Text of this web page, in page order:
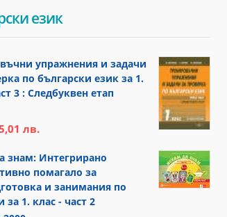
език
упражнения и задачи
по български език за 1.
3 : Следбуквен етап
лв.
знам: Интегрирано
помагало за
и занимания по
за 1. клас - част 2